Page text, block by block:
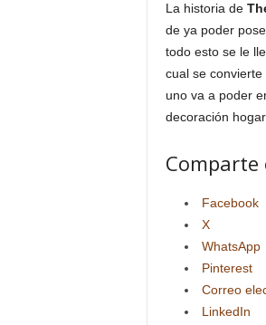
La historia de
de ya poder
todo esto se le
cual se
uno va a poder
decoración
Comparte
Facebook
X
WhatsApp
Pinterest
Correo
LinkedIn